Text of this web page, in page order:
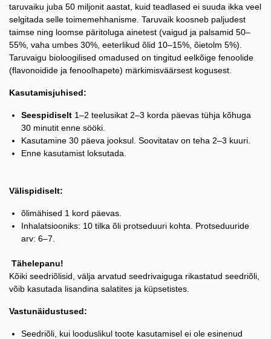
taruvaiku juba 50 miljonit aastat, kuid teadlased ei suuda ikka veel
selgitada selle toimemehhanisme. Taruvaik koosneb paljudest
taimse ning loomse päritoluga ainetest (vaigud ja palsamid 50–
55%, vaha umbes 30%, eeterlikud õlid 10–15%, õietolm 5%).
Taruvaigu bioloogilised omadused on tingitud eelkõige fenoolide
(flavonoidide ja fenoolhapete) märkimisväärsest kogusest.
Kasutamisjuhised:
Seespidiselt 1–2 teelusikat 2–3 korda päevas tühja kõhuga
30 minutit enne sööki.
Kasutamine 30 päeva jooksul. Soovitatav on teha 2–3 kuuri.
Enne kasutamist loksutada.
Välispidiselt:
õlimähised 1 kord päevas.
Inhalatsiooniks: 10 tilka õli protseduuri kohta. Protseduuride
arv: 6–7.
Tähelepanu!
Kõiki seedriõlisid, välja arvatud seedrivaiguga rikastatud seedriõli,
võib kasutada lisandina salatites ja küpsetistes.
Vastunäidustused:
Seedriõli, kui looduslikul toote kasutamisel ei ole esinenud